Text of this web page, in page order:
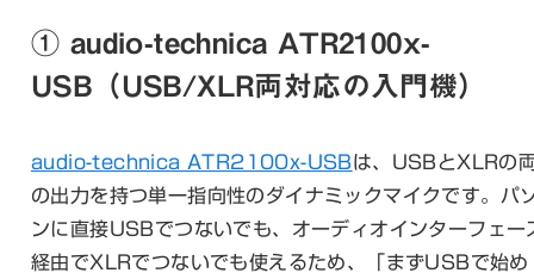
① audio-technica ATR2100x-
USB（USB/XLR両対応の入門機）
audio-technica ATR2100x-USBは、USBとXLRの
の出力を持つ単一指向性のダイナミックマイクです。パ
ンに直接USBでつないでも、オーディオインターフェー
経由でXLRでつないでも使えるため、「まずUSBで始め